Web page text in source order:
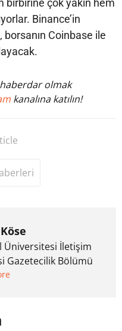
birbirine çok yakın hem
Binance’in
borsanın Coinbase ile
olmak
kanalına katılın!
Üniversitesi İletişim
Gazetecilik Bölümü
yıl ana akım
Mayıs ayından